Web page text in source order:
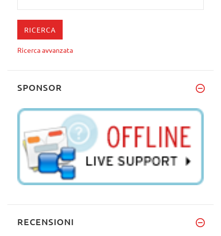
Ricerca avvanzata
SPONSOR
RECENSIONI